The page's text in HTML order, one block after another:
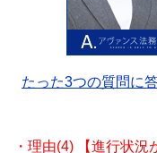
たった3つの質問に
・理由(4) 【進行状況